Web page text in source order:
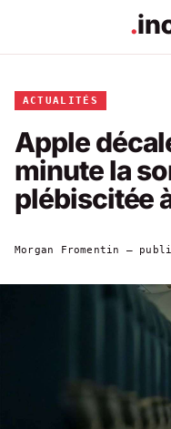
ACTUALITÉS
Apple
minute la
plébiscitée
Morgan Fromentin —